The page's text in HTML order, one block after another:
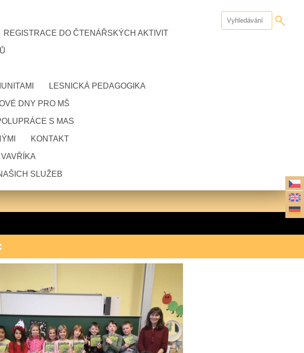
REGISTRACE DO ČTENÁŘSKÝCH AKTIVIT
LESNICKÁ PEDAGOGIKA
DNY PRO MŠ
S MAS
KONTAKT
SLUŽEB